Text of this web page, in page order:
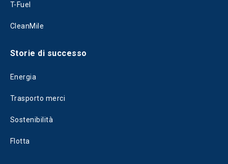
T-Fuel
CleanMile
Storie di successo
Energia
Trasporto merci
Sostenibilità
Flotta